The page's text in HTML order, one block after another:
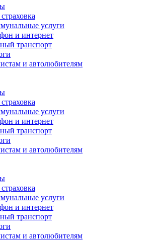
услуги
и интернет
транспорт
и автолюбителям
услуги
и интернет
транспорт
и автолюбителям
услуги
и интернет
транспорт
и автолюбителям